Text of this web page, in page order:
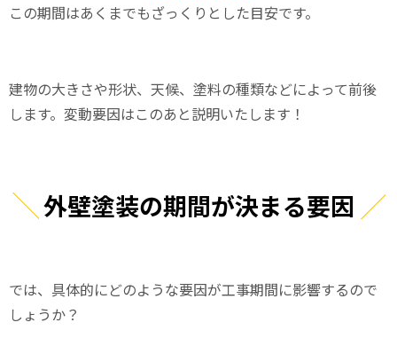
この期間はあくまでもざっくりとした目安です。
建物の大きさや形状、天候、塗料の種類などによって前後
します。変動要因はこのあと説明いたします！
外壁塗装の期間が決まる要因
では、具体的にどのような要因が工事期間に影響するので
しょうか？